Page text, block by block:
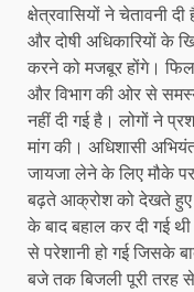
क्षेत्रवासियों ने चेतावनी
और दोषी अधिकारियों के
करने को मजबूर होंगे।
और विभाग की ओर से
नहीं दी गई है। लोगों ने
मांग की। अधिशासी
जायजा लेने के लिए मौके
बढ़ते आक्रोश को देखते हुए
के बाद बहाल कर दी गई
से परेशानी हो गई जिसके
बजे तक बिजली पूरी तरह